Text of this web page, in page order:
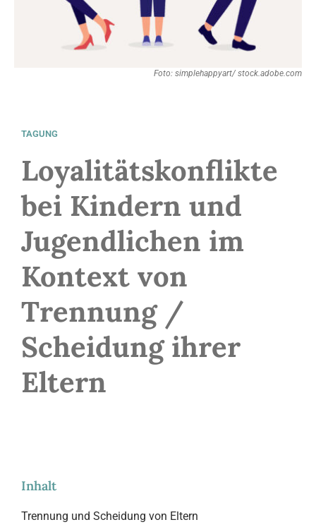
Foto: simplehappyart/ stock.adobe.com
TAGUNG
Loyalitätskonflikte
bei Kindern und
Jugendlichen im
Kontext von
Trennung /
Scheidung ihrer
Eltern
Inhalt
Trennung und Scheidung von Eltern